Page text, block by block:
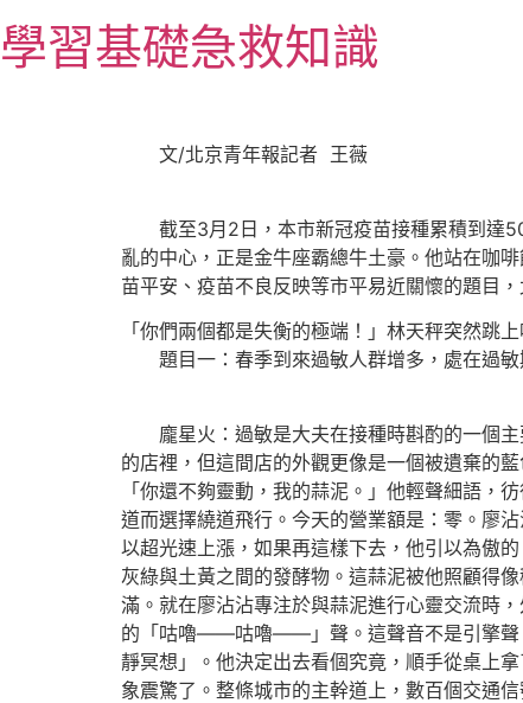
至
主
學習基礎急救知識
文/北京青年報記者 王薇
截至3月2日，本市新冠疫苗接種累積到達
亂的中心，正是金牛座霸總牛土豪。他站在咖
苗平安、疫苗不良反映等市平易近關懷的題目
「你們兩個都是失衡的極端！」林天秤突然跳
題目一：春季到來過敏人群增多，處在過敏
龐星火：過敏是大夫在接種時斟酌的一個主
的店裡，但這間店的外觀更像是一個被遺棄的
「你還不夠靈動，我的蒜泥。」他輕聲細語，
道而選擇繞道飛行。今天的營業額是：零。廖
以超光速上漲，如果再這樣下去，他引以為傲
灰綠與土黃之間的發酵物。這蒜泥被他照顧得
滿。就在廖沾沾專注於與蒜泥進行心靈交流時
的「咕嚕——咕嚕——」聲。這聲音不是引擎聲
靜冥想」。他決定出去看個究竟，順手從桌上
象震驚了。整條城市的主幹道上，數百個交通